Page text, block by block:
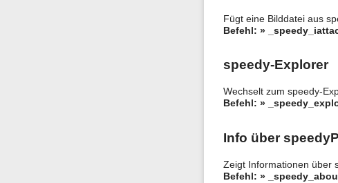
Fügt eine Bilddatei aus
Befehl: »
speedy-Explorer
Wechselt zum speedy-
Befehl: »
Info über
Zeigt Informationen über
Befehl: »